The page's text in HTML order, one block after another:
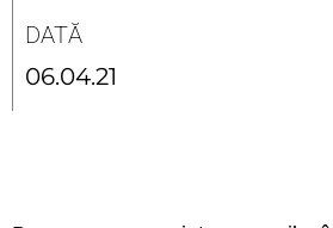
DATĂ
06.04.21